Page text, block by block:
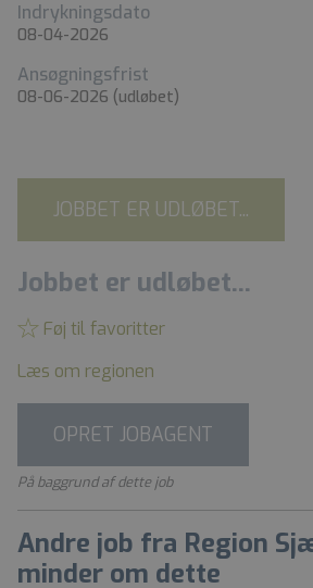
Indrykningsdato
08-04-2026
Ansøgningsfrist
08-06-2026 (udløbet)
JOBBET ER UDLØBET...
Jobbet er udløbet...
Føj til favoritter
Læs om regionen
OPRET JOBAGENT
På baggrund af dette job
Andre job fra Region
minder om dette